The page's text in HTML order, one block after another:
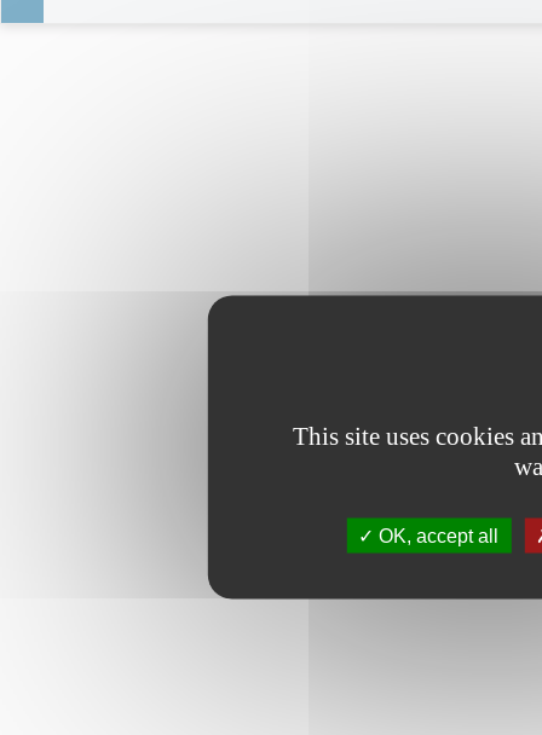
This site uses cookies
OK, accept all